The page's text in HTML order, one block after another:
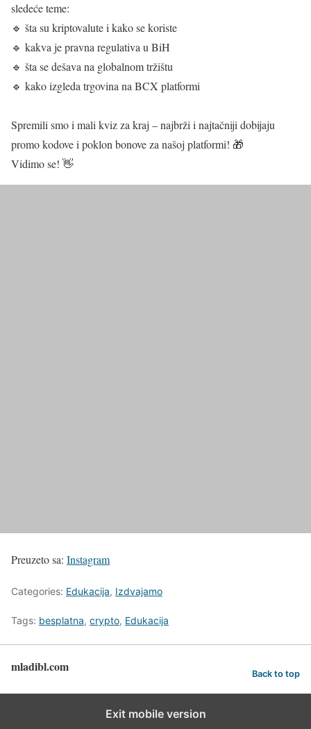
sledeće teme:
🔹 šta su kriptovalute i kako se koriste
🔹 kakva je pravna regulativa u BiH
🔹 šta se dešava na globalnom tržištu
🔹 kako izgleda trgovina na BCX platformi
Spremili smo i mali kviz za kraj – najbrži i najtačniji dobijaju
promo kodove i poklon bonove za našoj platformi! 🎁
Vidimo se! 👋
Preuzeto sa: Instagram
Categories: Edukacija, Izdvajamo
Tags: besplatna, crypto, Edukacija
mladibl.com Back to top
Exit mobile version